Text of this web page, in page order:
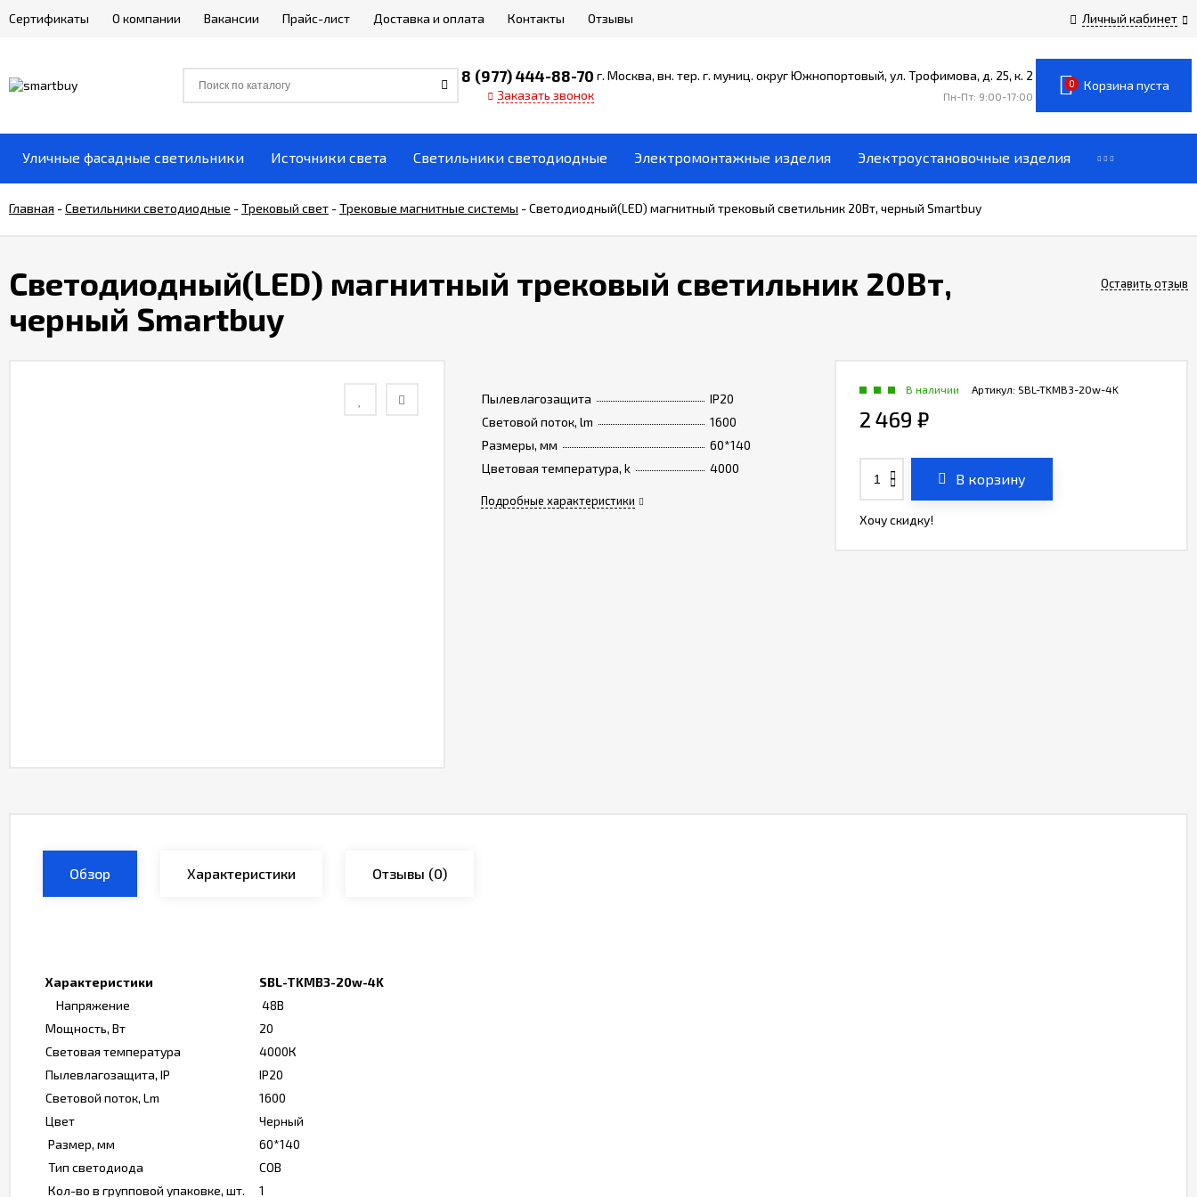
Личный кабинет
Сертификаты О компании Вакансии Прайс-лист Доставка и оплата Контакты Отзывы
8 (977) 444-88-70
Заказать звонок
г. Москва, вн. тер. г. муниц. округ Южнопортовый, ул. Трофимова, д. 25, к. 2
Пн-Пт: 9:00-17:00
0 Корзина пуста
Уличные фасадные светильники Источники света Светильники светодиодные Электромонтажные изделия Электроустановочные изделия
Главная -Светильники светодиодные -Трековый свет -Трековые магнитные системы -Светодиодный(LED) магнитный трековый светильник 20Вт, черный Smartbuy
Светодиодный(LED) магнитный трековый светильник 20Вт,
черный Smartbuy
Оставить отзыв
Пылевлагозащита
IP20
Световой поток, lm
1600
Размеры, мм
60*140
Цветовая температура, k
4000
Подробные характеристики
Артикул: SBL-TKMB3-20w-4K
В наличии
2 469 ₽
В корзину
Хочу скидку!
Обзор Характеристики Отзывы (0)
Характеристики
SBL-TKMB3-20w-4K
Напряжение
48В
Мощность, Вт
20
Световая температура
4000К
Пылевлагозащита, IP
IP20
Световой поток, Lm
1600
Цвет
Черный
Размер, мм
60*140
Тип светодиода
СОВ
Кол-во в групповой упаковке, шт.
1